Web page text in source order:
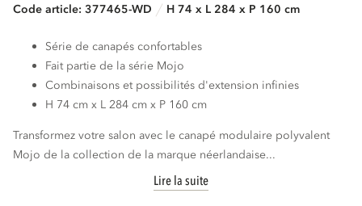
Code article: 377465-WD H 74 x L 284 x P 160 cm
Série de canapés confortables
Fait partie de la série Mojo
Combinaisons et possibilités d'extension infinies
H 74 cm x L 284 cm x P 160 cm
Transformez votre salon avec le canapé modulaire polyvalent
Mojo de la collection de la marque néerlandaise...
Lire la suite